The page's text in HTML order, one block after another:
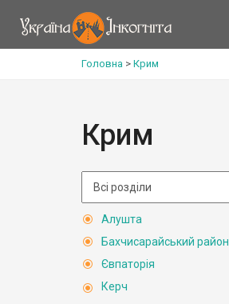
Головна > Крим
Крим
Алушта
Бахчисарайський район
Євпаторія
Керч